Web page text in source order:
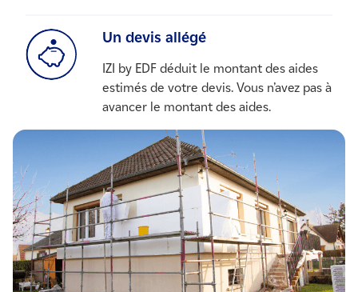
Un devis allégé
IZI by EDF déduit le montant des aides
estimés de votre devis. Vous n’avez pas à
avancer le montant des aides.